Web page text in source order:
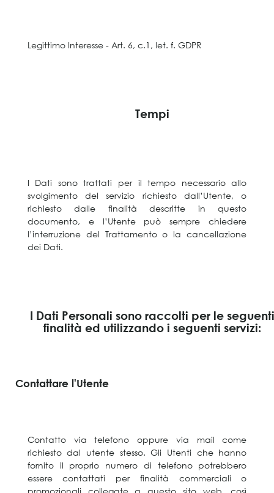
Legittimo Interesse - Art. 6, c.1, let. f. GDPR
Tempi
I Dati sono trattati per il tempo necessario allo
svolgimento del servizio richiesto dall’Utente, o
richiesto dalle finalità descritte in questo
documento, e l’Utente può sempre chiedere
l’interruzione del Trattamento o la cancellazione
dei Dati.
I Dati Personali sono raccolti per le seguenti
finalità ed utilizzando i seguenti servizi:
Contattare l'Utente
Contatto via telefono oppure via mail come
richiesto dal utente stesso. Gli Utenti che hanno
fornito il proprio numero di telefono potrebbero
essere contattati per finalità commerciali o